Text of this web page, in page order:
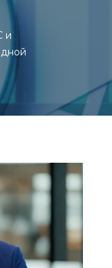
и